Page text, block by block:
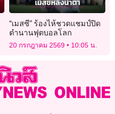
“เมสซี” ร้องไห้ชวดแชมป์ปิด
ตำนานฟุตบอลโลก
20 กรกฎาคม 2569 10:05 น.